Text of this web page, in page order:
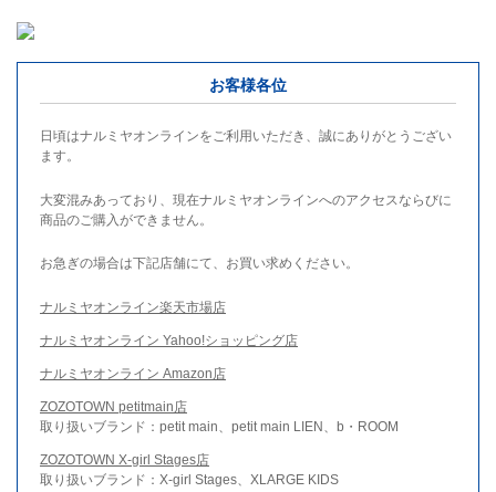
お客様各位
日頃はナルミヤオンラインをご利用いただき、誠にありがとうござい
ます。
大変混みあっており、現在ナルミヤオンラインへのアクセスならびに
商品のご購入ができません。
お急ぎの場合は下記店舗にて、お買い求めください。
ナルミヤオンライン楽天市場店
ナルミヤオンライン Yahoo!ショッピング店
ナルミヤオンライン Amazon店
ZOZOTOWN petitmain店
取り扱いブランド：petit main、petit main LIEN、b・ROOM
ZOZOTOWN X-girl Stages店
取り扱いブランド：X-girl Stages、XLARGE KIDS